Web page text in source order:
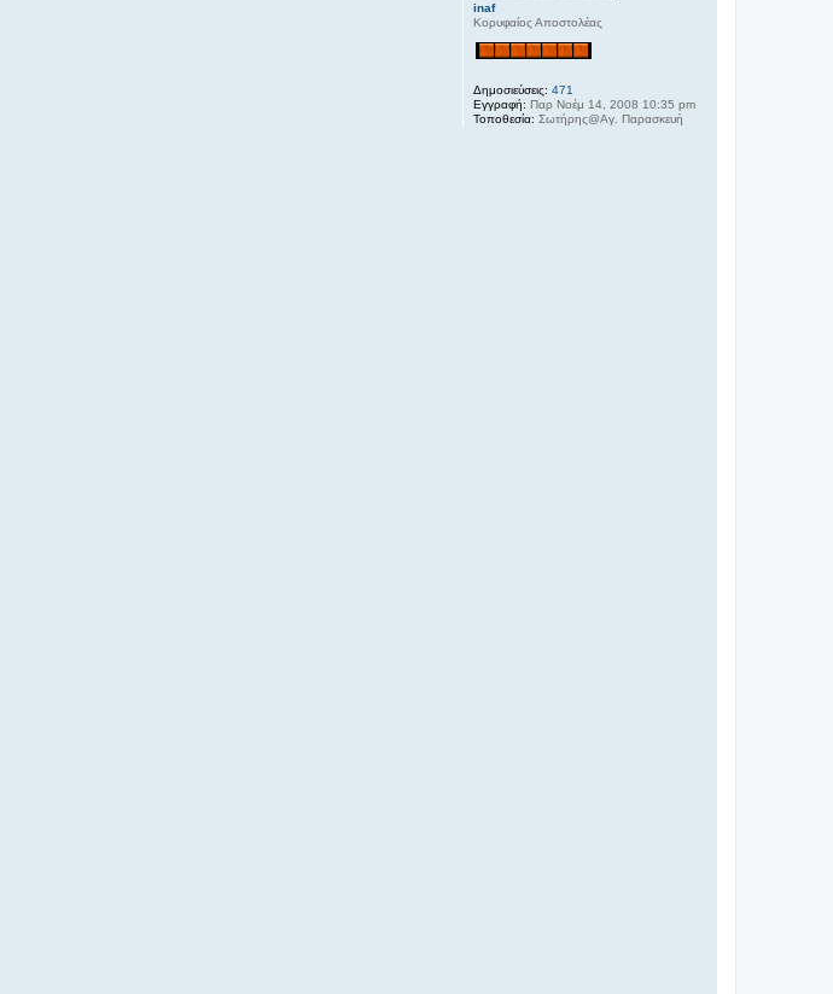
inaf
Κορυφαίος Αποστολέας
Δημοσιεύσεις: 471
Εγγραφή: Παρ Νοέμ 14, 2008 10:35 pm
Τοποθεσία: Σωτήρης@Αγ. Παρασκευή